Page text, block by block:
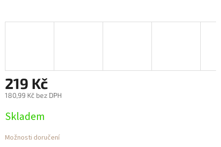
219 Kč
180,99 Kč bez DPH
cena:
Skladem
Možnosti doručení